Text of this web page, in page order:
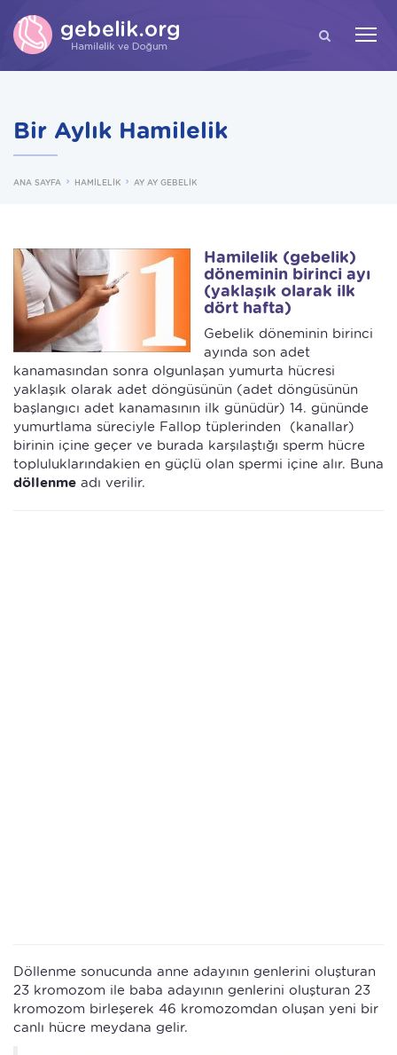
ARA
Bir Aylık Hamilelik
ANA SAYFA HAMİLELİK AY AY GEBELİK
Hamilelik (gebelik)
döneminin birinci ayı
(yaklaşık olarak ilk
dört hafta)
Gebelik döneminin birinci
ayında son adet
kanamasından sonra olgunlaşan yumurta hücresi
yaklaşık olarak adet döngüsünün (adet döngüsünün
başlangıcı adet kanamasının ilk günüdür) 14. gününde
yumurtlama süreciyle Fallop tüplerinden (kanallar)
birinin içine geçer ve burada karşılaştığı sperm hücre
topluluklarındakien en güçlü olan spermi içine alır. Buna
döllenme adı verilir.
Döllenme sonucunda anne adayının genlerini oluşturan
23 kromozom ile baba adayının genlerini oluşturan 23
kromozom birleşerek 46 kromozomdan oluşan yeni bir
canlı hücre meydana gelir.